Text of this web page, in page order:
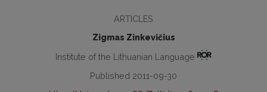
ARTICLES
Zigmas Zinkevičius
Institute of the Lithuanian Language
Published 2011-09-30